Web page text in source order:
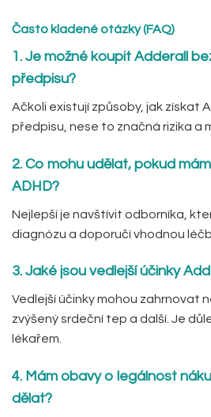
Často kladené otázky (FAQ)
1. Je možné koupit Adderall
předpisu?
Ačkoli existují způsoby, jak získat
předpisu, nese to značná rizika a
2. Co mohu udělat, pokud
ADHD?
Nejlepší je navštívit odborníka,
diagnózu a doporučí vhodnou
3. Jaké jsou vedlejší účinky
Vedlejší účinky mohou zahrnovat
zvýšený srdeční tep a další. Je
lékařem.
4. Mám obavy o legálnost
dělat?